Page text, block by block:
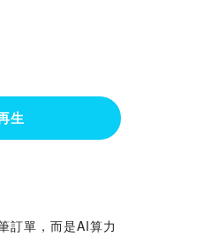
生
訂單，而是AI算力